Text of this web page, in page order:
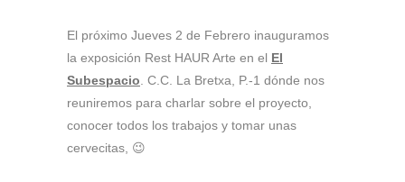
El próximo Jueves 2 de Febrero inauguramos
la exposición Rest HAUR Arte en el El
Subespacio . C.C. La Bretxa, P.-1 dónde nos
reuniremos para charlar sobre el proyecto,
conocer todos los trabajos y tomar unas
cervecitas, 😉